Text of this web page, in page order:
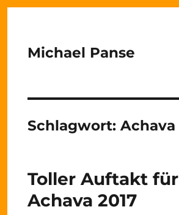
Michael Panse
Schlagwort: Achava
Toller Auftakt für
Achava 2017